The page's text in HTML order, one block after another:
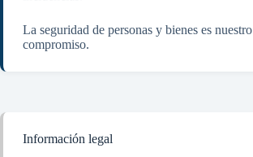
La seguridad de personas y bienes es nuestro
compromiso.
Información legal